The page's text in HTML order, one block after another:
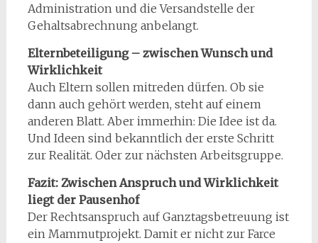
Administration und die Versandstelle der
Gehaltsabrechnung anbelangt.
Elternbeteiligung – zwischen Wunsch und
Wirklichkeit
Auch Eltern sollen mitreden dürfen. Ob sie
dann auch gehört werden, steht auf einem
anderen Blatt. Aber immerhin: Die Idee ist da.
Und Ideen sind bekanntlich der erste Schritt
zur Realität. Oder zur nächsten Arbeitsgruppe.
Fazit: Zwischen Anspruch und Wirklichkeit
liegt der Pausenhof
Der Rechtsanspruch auf Ganztagsbetreuung ist
ein Mammutprojekt. Damit er nicht zur Farce